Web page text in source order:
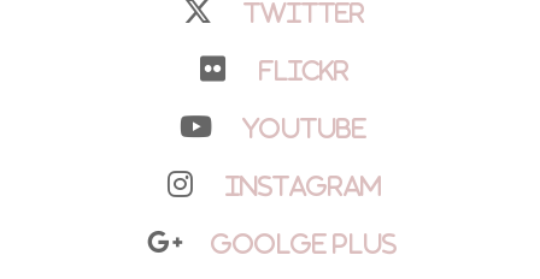
Twitter
Flickr
YouTube
Instagram
Goolge Plus